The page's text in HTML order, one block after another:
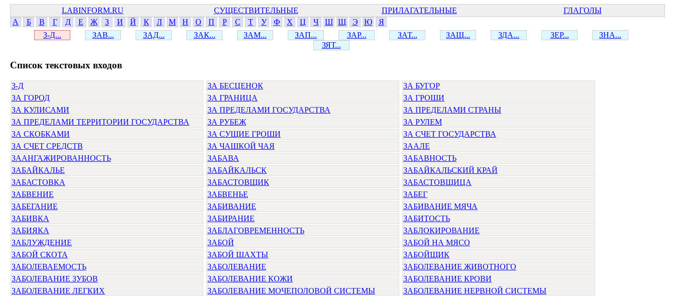
LABINFORM.RU СУЩЕСТВИТЕЛЬНЫЕ ПРИЛАГАТЕЛЬНЫЕ
ГЛАГОЛЫ
А
Б В Г Д Е Ж З И Й К Л М Н О П Р С Т У Ф Х Ц Ч Ш Щ Э Ю
Я
З-Д...
ЗАВ... ЗАД... ЗАК... ЗАМ... ЗАП... ЗАР... ЗАТ... ЗАЩ... ЗДА... ЗЕР...
ЗНА...
ЗЯТ...
Cписок текстовых входов
З-Д ЗА БЕСЦЕНОК
ЗА БУГОР
ЗА ГОРОД
ЗА ГРАНИЦА
ЗА ГРОШИ
ЗА КУЛИСАМИ
ЗА ПРЕДЕЛАМИ ГОСУДАРСТВА
ЗА ПРЕДЕЛАМИ СТРАНЫ
ЗА ПРЕДЕЛАМИ ТЕРРИТОРИИ ГОСУДАРСТВА
ЗА РУБЕЖ
ЗА РУЛЕМ
ЗА СКОБКАМИ
ЗА СУЩИЕ ГРОШИ
ЗА СЧЕТ ГОСУДАРСТВА
ЗА СЧЕТ СРЕДСТВ
ЗА ЧАШКОЙ ЧАЯ
ЗААЛЕ
ЗААНГАЖИРОВАННОСТЬ
ЗАБАВА
ЗАБАВНОСТЬ
ЗАБАЙКАЛЬЕ
ЗАБАЙКАЛЬСК
ЗАБАЙКАЛЬСКИЙ КРАЙ
ЗАБАСТОВКА
ЗАБАСТОВЩИК
ЗАБАСТОВЩИЦА
ЗАБВЕНИЕ
ЗАБВЕНЬЕ
ЗАБЕГ
ЗАБЕГАНИЕ
ЗАБИВАНИЕ
ЗАБИВАНИЕ МЯЧА
ЗАБИВКА
ЗАБИРАНИЕ
ЗАБИТОСТЬ
ЗАБИЯКА
ЗАБЛАГОВРЕМЕННОСТЬ
ЗАБЛОКИРОВАНИЕ
ЗАБЛУЖДЕНИЕ
ЗАБОЙ
ЗАБОЙ НА МЯСО
ЗАБОЙ СКОТА
ЗАБОЙ ШАХТЫ
ЗАБОЙЩИК
ЗАБОЛЕВАЕМОСТЬ
ЗАБОЛЕВАНИЕ
ЗАБОЛЕВАНИЕ ЖИВОТНОГО
ЗАБОЛЕВАНИЕ ЗУБОВ
ЗАБОЛЕВАНИЕ КОЖИ
ЗАБОЛЕВАНИЕ КРОВИ
ЗАБОЛЕВАНИЕ ЛЕГКИХ
ЗАБОЛЕВАНИЕ МОЧЕПОЛОВОЙ СИСТЕМЫ
ЗАБОЛЕВАНИЕ НЕРВНОЙ СИСТЕМЫ